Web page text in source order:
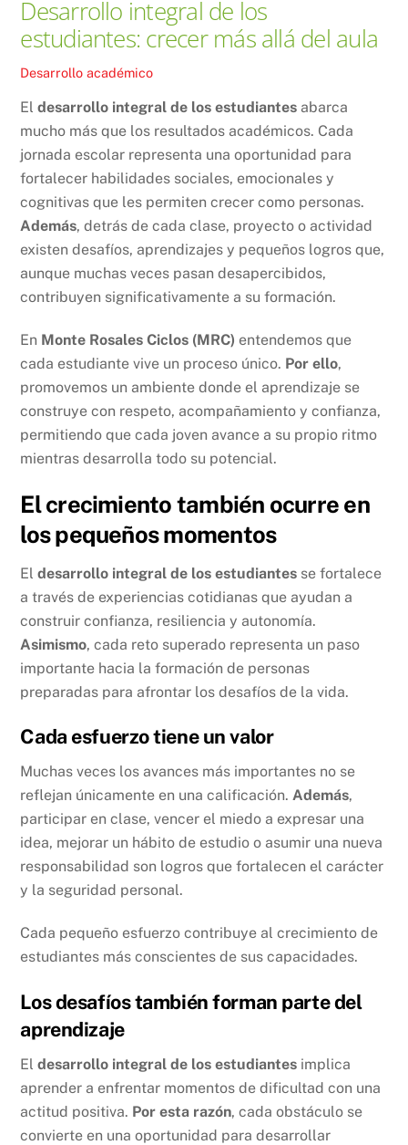
Desarrollo integral de los
estudiantes: crecer más allá del aula
Desarrollo académico
Eldesarrollo integral de los estudiantes abarca
mucho más que los resultados académicos. Cada
jornada escolar representa una oportunidad para
fortalecer habilidades sociales, emocionales y
cognitivas que les permiten crecer como personas.
Además, detrás de cada clase, proyecto o actividad
existen desafíos, aprendizajes y pequeños logros que,
aunque muchas veces pasan desapercibidos,
contribuyen significativamente a su formación.
En Monte Rosales Ciclos (MRC) entendemos que
cada estudiante vive un proceso único. Por ello,
promovemos un ambiente donde el aprendizaje se
construye con respeto, acompañamiento y confianza,
permitiendo que cada joven avance a su propio ritmo
mientras desarrolla todo su potencial.
El crecimiento también ocurre en
los pequeños momentos
Eldesarrollo integral de los estudiantes se fortalece
a través de experiencias cotidianas que ayudan a
construir confianza, resiliencia y autonomía.
Asimismo, cada reto superado representa un paso
importante hacia la formación de personas
preparadas para afrontar los desafíos de la vida.
Cada esfuerzo tiene un valor
Muchas veces los avances más importantes no se
reflejan únicamente en una calificación.Además,
participar en clase, vencer el miedo a expresar una
idea, mejorar un hábito de estudio o asumir una nueva
responsabilidad son logros que fortalecen el carácter
y la seguridad personal.
Cada pequeño esfuerzo contribuye al crecimiento de
estudiantes más conscientes de sus capacidades.
Los desafíos también forman parte del
aprendizaje
Eldesarrollo integral de los estudiantes implica
aprender a enfrentar momentos de dificultad con una
actitud positiva. Por esta razón, cada obstáculo se
convierte en una oportunidad para desarrollar